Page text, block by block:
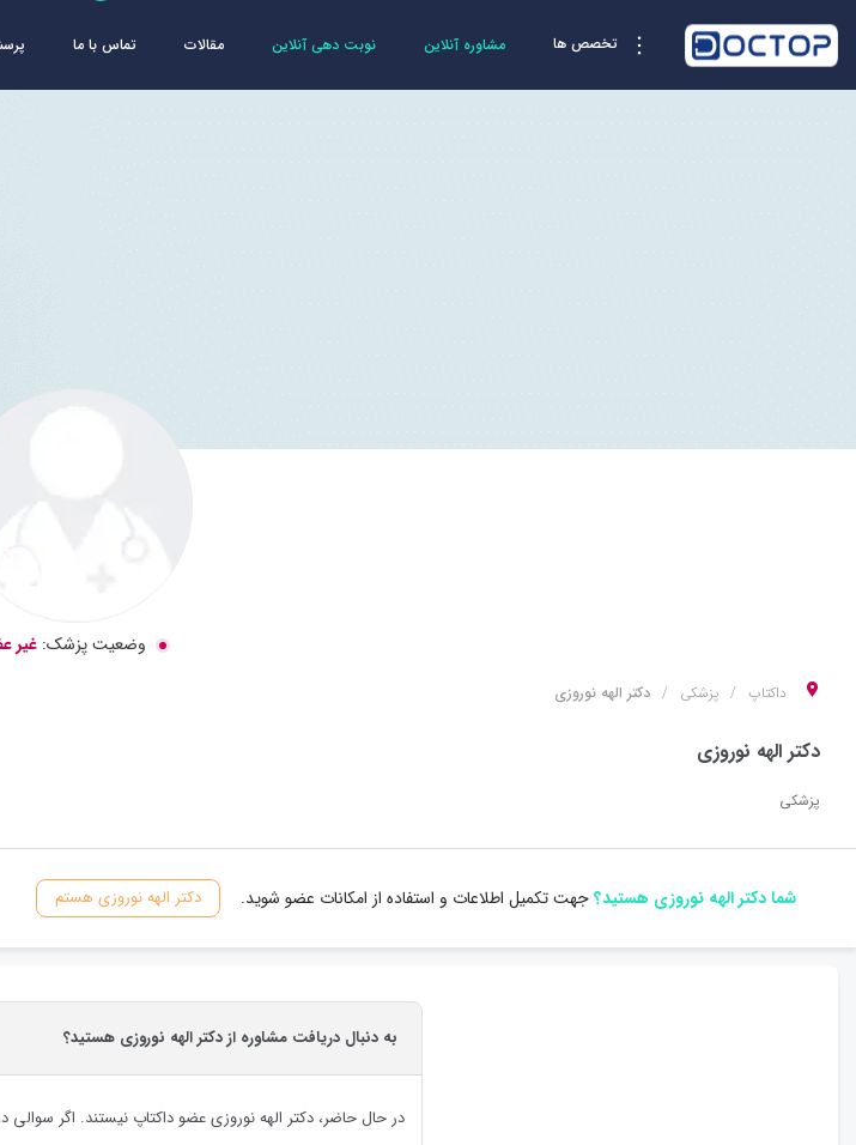
تخصص ها مشاوره آنلاین نوبت دهی آنلاین مقالات تماس با ما
وضعیت پزشک: غیر
داکتاپ پزشکی دکتر الهه نوروزی
دکتر الهه نوروزی
پزشکی
شما دکتر الهه نوروزی هستید؟جهت تکمیل اطلاعات و استفاده از امکانات عضو شوید. دکتر الهه نوروزی هستم
به دنبال دریافت مشاوره از دکتر الهه نوروزی هستید؟
در حال حاضر، دکتر الهه نوروزیعضو داکتاپ نیستند. اگر سوالی